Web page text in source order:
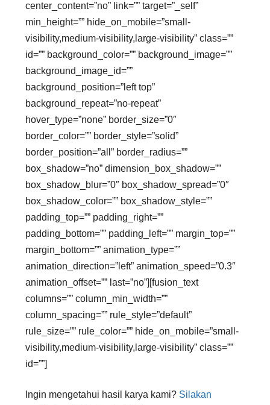
center_content=”no” link=”” target=”_self”
min_height=”” hide_on_mobile=”small-
visibility,medium-visibility,large-visibility” class=””
id=”” background_color=”” background_image=””
background_image_id=””
background_position=”left top”
background_repeat=”no-repeat”
hover_type=”none” border_size=”0″
border_color=”” border_style=”solid”
border_position=”all” border_radius=””
box_shadow=”no” dimension_box_shadow=””
box_shadow_blur=”0″ box_shadow_spread=”0″
box_shadow_color=”” box_shadow_style=””
padding_top=”” padding_right=””
padding_bottom=”” padding_left=”” margin_top=””
margin_bottom=”” animation_type=””
animation_direction=”left” animation_speed=”0.3″
animation_offset=”” last=”no”][fusion_text
columns=”” column_min_width=””
column_spacing=”” rule_style=”default”
rule_size=”” rule_color=”” hide_on_mobile=”small-
visibility,medium-visibility,large-visibility” class=””
id=””]
Ingin mengetahui hasil karya kami? Silakan